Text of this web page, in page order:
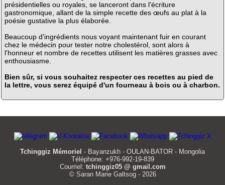
présidentielles ou royales, se lanceront dans l'écriture
gastronomique, allant de la simple recette des œufs au plat à la
poésie gustative la plus élaborée.
Beaucoup d'ingrédients nous voyant maintenant fuir en courant
chez le médecin pour tester notre cholestérol, sont alors à
l'honneur et nombre de recettes utilisent les matières grasses avec
enthousiasme.
Bien sûr, si vous souhaitez respecter ces recettes au pied de
la lettre, vous serez équipé d'un fourneau à bois ou à charbon.
Tchinggiz Mémoriel - Bayanzukh - OULAN-BATOR - Mongolia
Téléphone: +976-992-19-839
Courriel: tchinggiz05 @ gmail.com
© Saran Marie Galtsog - 2026